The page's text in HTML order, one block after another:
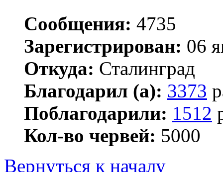
Сообщения: 4735
Зарегистрирован: 06
Откуда: Сталинград
Благодарил (а): 3373
Поблагодарили: 1512
Кол-во червей: 5000
Вернуться к началу